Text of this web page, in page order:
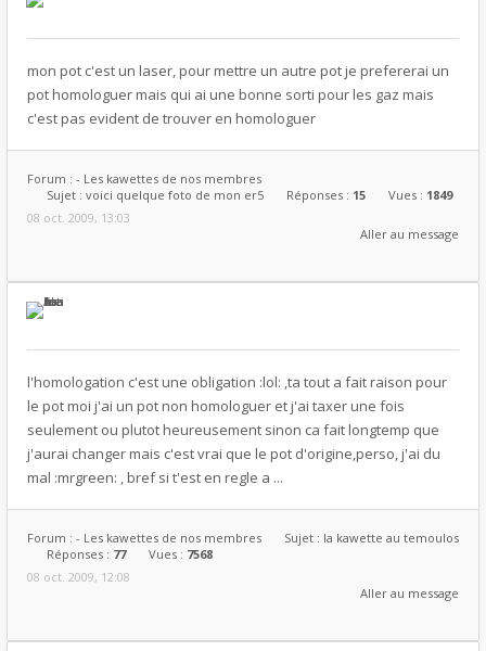
mon pot c'est un laser, pour mettre un autre pot je prefererai un
pot homologuer mais qui ai une bonne sorti pour les gaz mais
c'est pas evident de trouver en homologuer
Forum : - Les kawettes de nos membres
Sujet : voici quelque foto de mon er5 Réponses : 15 Vues : 1849
08 oct. 2009, 13:03
Aller au message
l'homologation c'est une obligation :lol: ,ta tout a fait raison pour
le pot moi j'ai un pot non homologuer et j'ai taxer une fois
seulement ou plutot heureusement sinon ca fait longtemp que
j'aurai changer mais c'est vrai que le pot d'origine,perso, j'ai du
mal :mrgreen: , bref si t'est en regle a ...
Forum : - Les kawettes de nos membres Sujet : la kawette au temoulos
Réponses : 77 Vues : 7568
08 oct. 2009, 12:08
Aller au message